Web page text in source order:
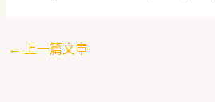
← 上一篇文章